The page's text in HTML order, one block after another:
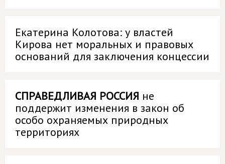
Екатерина Колотова: у властей
Кирова нет моральных и правовых
оснований для заключения концессии
СПРАВЕДЛИВАЯ РОССИЯ не
поддержит изменения в закон об
особо охраняемых природных
территориях